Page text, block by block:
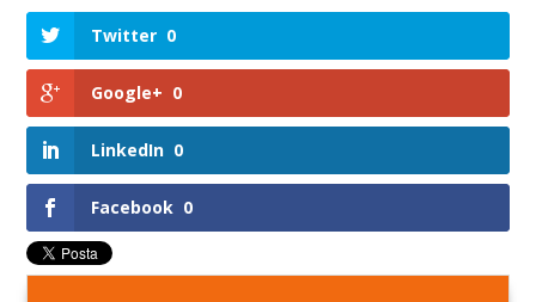
Twitter 0
Google+ 0
LinkedIn 0
Facebook 0